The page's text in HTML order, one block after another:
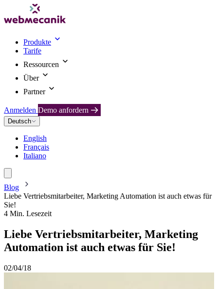
Produkte
Tarife
Ressourcen
Über
Partner
Anmelden Demo anfordern
Deutsch
English
Français
Italiano
Blog
Liebe Vertriebsmitarbeiter, Marketing Automation ist auch etwas für
Sie!
4 Min. Lesezeit
Liebe Vertriebsmitarbeiter, Marketing
Automation ist auch etwas für Sie!
02/04/18